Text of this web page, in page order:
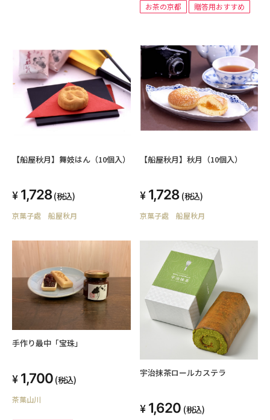
お茶の京都 贈答用おすすめ
【船屋秋月】舞妓はん（10個入）
1,728 (税込)
京菓子處 船屋秋月
【船屋秋月】秋月（10個入）
1,728 (税込)
京菓子處 船屋秋月
手作り最中「宝珠」
1,700 (税込)
茶菓山川
宇治抹茶ロールカステラ
1,620 (税込)